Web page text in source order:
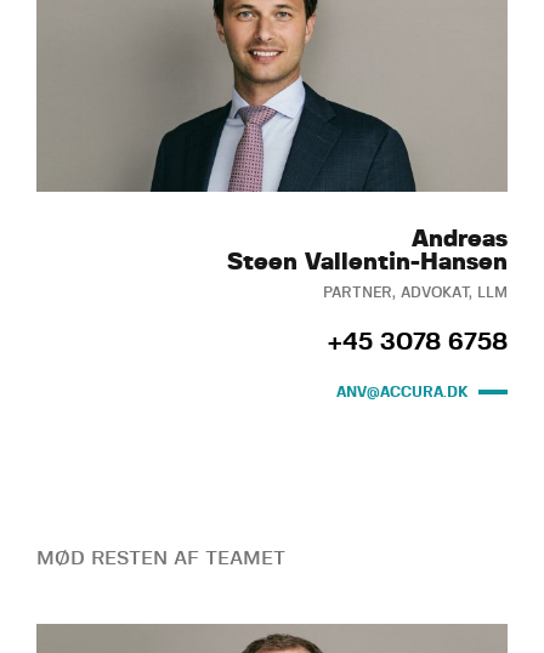
Andreas
Steen Vallentin-Hansen
PARTNER, ADVOKAT, LLM
+45 3078 6758
ANV@ACCURA.DK
MØD RESTEN AF TEAMET